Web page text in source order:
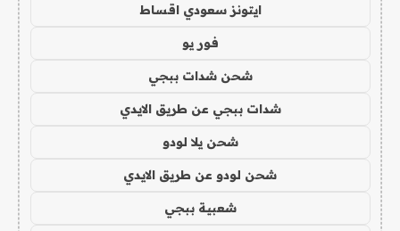
ايتونز سعودي اقساط
فور يو
شحن شدات ببجي
شدات ببجي عن طريق الايدي
شحن يلا لودو
شحن لودو عن طريق الايدي
شعبية ببجي